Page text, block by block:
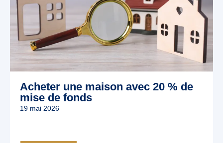
Acheter une maison avec 20 % de
mise de fonds
19 mai 2026